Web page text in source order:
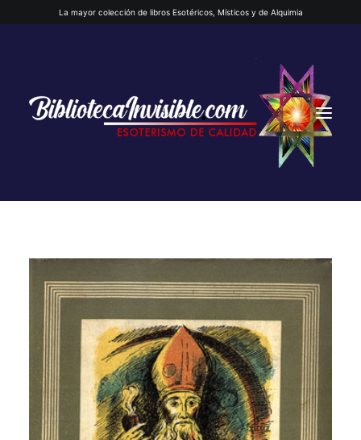
La mayor colección de libros Esotéricos, Místicos y de Alquimia
QUIENES SOMOS
CATEGORÍAS